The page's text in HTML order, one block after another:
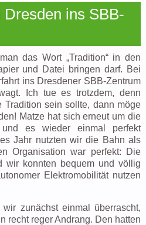
ins SBB-
das Wort „Tradition“ in den
und Datei bringen darf. Bei
ins Dresdener SBB-Zentrum
Ich tue es trotzdem, denn
sein sollte, dann möge
Matze hat sich erneut um die
und es wieder einmal perfekt
Jahr nutzten wir die Bahn als
Organisation war perfekt: Die
wir konnten bequem und völlig
Elektromobilität nutzen
zunächst einmal überrascht,
recht reger Andrang. Den hatten